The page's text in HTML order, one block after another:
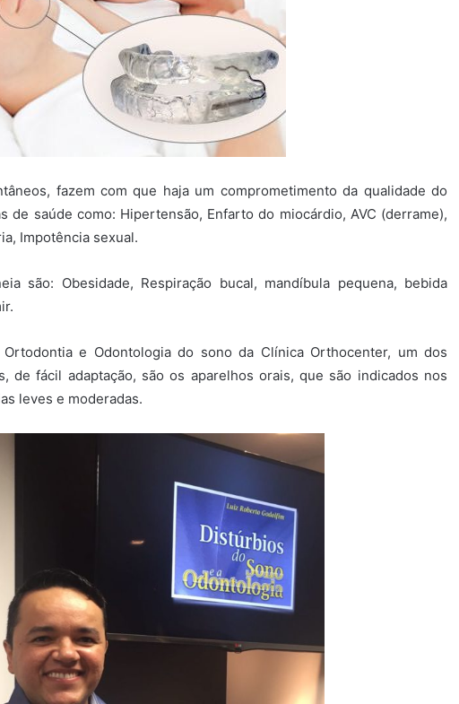
fazem com que haja um comprometimento da qualidade do
de saúde como: Hipertensão, Enfarto do miocárdio, AVC (derrame),
Impotência sexual.
são: Obesidade, Respiração bucal, mandíbula pequena, bebida
e Odontologia do sono da Clínica Orthocenter, um dos
de fácil adaptação, são os aparelhos orais, que são indicados nos
leves e moderadas.